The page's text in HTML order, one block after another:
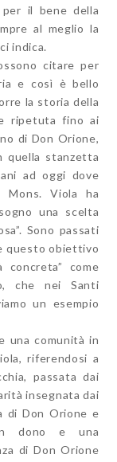
il bene della
al meglio la
indica.
citare per
e così è bello
la storia della
ripetuta fino ai
di Don Orione,
quella stanzetta
ad oggi dove
Mons. Viola ha
una scelta
Sono passati
questo obiettivo
come
che nei Santi
un esempio
una comunità in
riferendosi a
passata dai
insegnata dai
di Don Orione e
dono e una
di Don Orione